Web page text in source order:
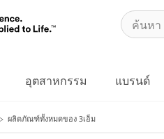
อุตสาหกรรม แบรนด์
ผลิตภัณฑ์ทั้งหมดของ 3เอ็ม